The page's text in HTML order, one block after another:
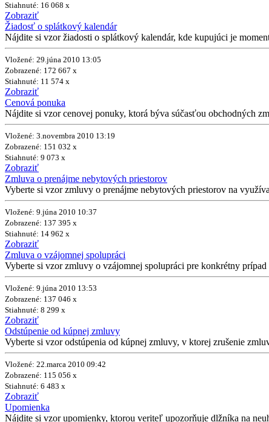
Stiahnuté: 16 068 x
Zobraziť
Žiadosť o splátkový kalendár
Nájdite si vzor žiadosti o splátkový kalendár, kde kupujúci je
Vložené: 29.júna 2010 13:05
Zobrazené: 172 667 x
Stiahnuté: 11 574 x
Zobraziť
Cenová ponuka
Nájdite si vzor cenovej ponuky, ktorá býva súčasťou obchodných
Vložené: 3.novembra 2010 13:19
Zobrazené: 151 032 x
Stiahnuté: 9 073 x
Zobraziť
Zmluva o prenájme nebytových priestorov
Vyberte si vzor zmluvy o prenájme nebytových priestorov na
Vložené: 9.júna 2010 10:37
Zobrazené: 137 395 x
Stiahnuté: 14 962 x
Zobraziť
Zmluva o vzájomnej spolupráci
Vyberte si vzor zmluvy o vzájomnej spolupráci pre konkrétny
Vložené: 9.júna 2010 13:53
Zobrazené: 137 046 x
Stiahnuté: 8 299 x
Zobraziť
Odstúpenie od kúpnej zmluvy
Vyberte si vzor odstúpenia od kúpnej zmluvy, v ktorej zrušenie
Vložené: 22.marca 2010 09:42
Zobrazené: 115 056 x
Stiahnuté: 6 483 x
Zobraziť
Upomienka
Nájdite si vzor upomienky, ktorou veriteľ upozorňuje dlžníka na